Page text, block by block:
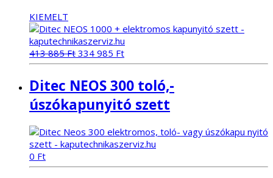
KIEMELT
413 885Ft Original
price
413
885 Ft.
334 985 FtCurrent
price
334
985 Ft.
Ditec NEOS 300 toló,-
úszókapunyitó szett
0 Ft